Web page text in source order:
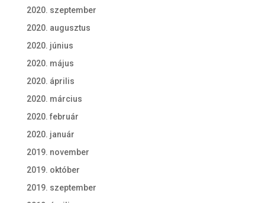
2020. szeptember
2020. augusztus
2020. június
2020. május
2020. április
2020. március
2020. február
2020. január
2019. november
2019. október
2019. szeptember